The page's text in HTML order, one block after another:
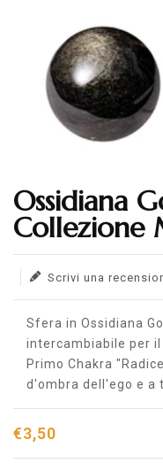
Ossidiana
Collezione
Scrivi una
Translation missing:
Sfera in Ossidiana
intercambiabile per il
Primo Chakra
d'ombra dell'ego e a
€3,50